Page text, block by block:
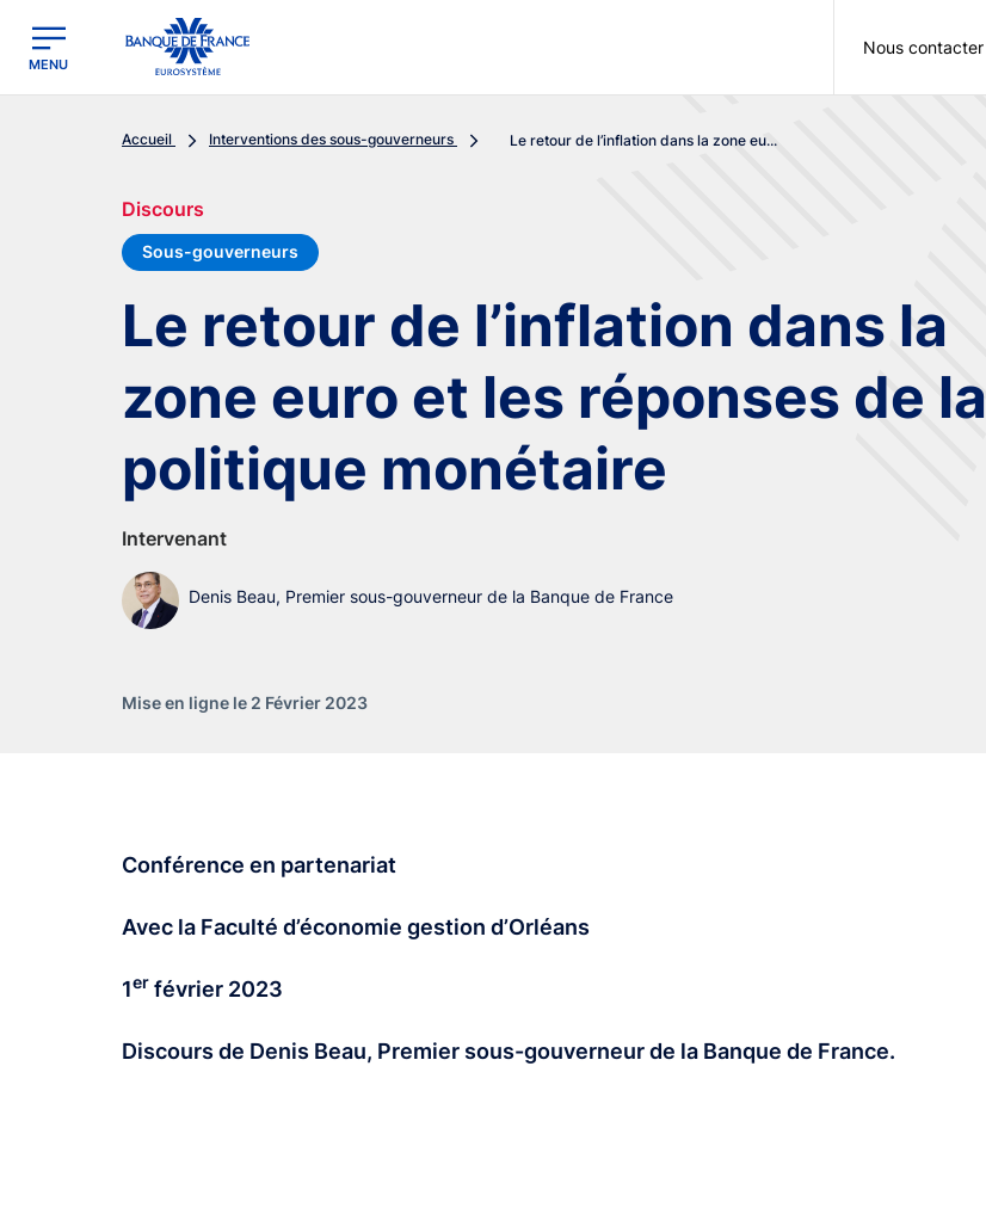
Banque de France - Menu Principal
MENU
Nous contacter
Accueil Interventions des sous-gouverneurs Le retour de l’inflation dans la zone eu...
Discours
Sous-gouverneurs
Le retour de l’inflation dans la
zone euro et les réponses de la
politique monétaire
Intervenant
Denis Beau, Premier sous-gouverneur de la Banque de France
Mise en ligne le 2 Février 2023
Conférence en partenariat
Avec la Faculté d’économie gestion d’Orléans
1er février 2023
Discours de Denis Beau, Premier sous-gouverneur de la Banque de France.